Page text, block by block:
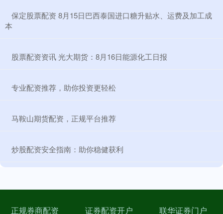
​保定股票配资 8月15日巴西泰国进口糖升贴水、运费及加工成
本
​股票配资资讯 光大期货：8月16日能源化工日报
​专业配资推荐，助你投资更轻松
​马鞍山期货配资，正规平台推荐
​炒股配资安全指南：助你稳健获利
正规券商配资 证券配资开户 联华证券门户